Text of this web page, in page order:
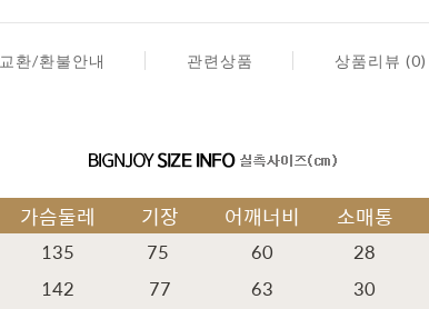
교환/환불안내 관련상품 상품리뷰 (0)
가슴둘레 기장 어깨너비 소매통
135 75 60 28
142 77 63 30